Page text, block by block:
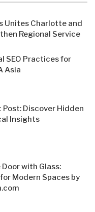
Unites Charlotte and
Regional Service
SEO Practices for
Asia
Discover Hidden
Insights
with Glass:
Modern Spaces by